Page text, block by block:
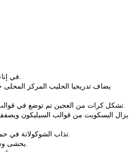
- في إناء يمزج البسكويت مع الجوز.
- تشكل كرات من العجين تم توضع في قوالب سيليكون لكي تأخد شكل.
- تذاب الشوكوﻻتة في حمام مائي ثم نضيف الفيوتين.
- يحشى وسط البسكويت بالشوكوﻻتة.